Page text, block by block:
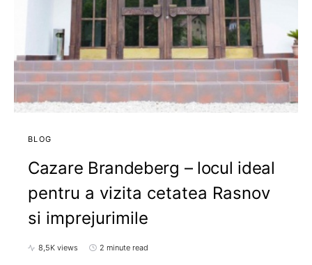
BLOG
Cazare Brandeberg – locul ideal
pentru a vizita cetatea Rasnov
si imprejurimile
8,5K views 2 minute read